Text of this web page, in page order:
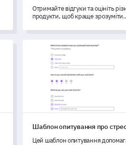
Отримайте відгуки та оцініть
продукти, щоб краще зрозуміти
курсом
Шаблон опитування про стрес
Шаблон опитування про
Цей шаблон опитування